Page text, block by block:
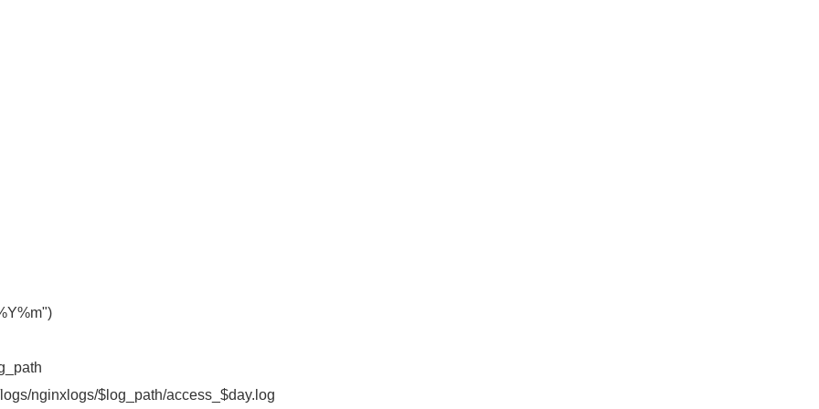
nginxlogs/$log_path/access_$day.log